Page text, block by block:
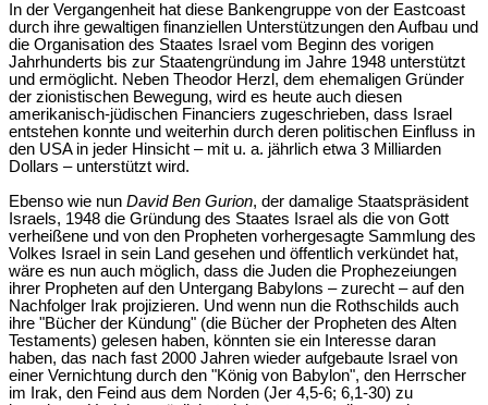
In der Vergangenheit hat diese Bankengruppe von der Eastcoast
durch ihre gewaltigen finanziellen Unterstützungen den Aufbau und
die Organisation des Staates Israel vom Beginn des vorigen
Jahrhunderts bis zur Staatengründung im Jahre 1948 unterstützt
und ermöglicht. Neben Theodor Herzl, dem ehemaligen Gründer
der zionistischen Bewegung, wird es heute auch diesen
amerikanisch-jüdischen Financiers zugeschrieben, dass Israel
entstehen konnte und weiterhin durch deren politischen Einfluss in
den USA in jeder Hinsicht – mit u. a. jährlich etwa 3 Milliarden
Dollars – unterstützt wird.
Ebenso wie nun David Ben Gurion, der damalige Staatspräsident
Israels, 1948 die Gründung des Staates Israel als die von Gott
verheißene und von den Propheten vorhergesagte Sammlung des
Volkes Israel in sein Land gesehen und öffentlich verkündet hat,
wäre es nun auch möglich, dass die Juden die Prophezeiungen
ihrer Propheten auf den Untergang Babylons – zurecht – auf den
Nachfolger Irak projizieren. Und wenn nun die Rothschilds auch
ihre "Bücher der Kündung" (die Bücher der Propheten des Alten
Testaments) gelesen haben, könnten sie ein Interesse daran
haben, das nach fast 2000 Jahren wieder aufgebaute Israel von
einer Vernichtung durch den "König von Babylon", den Herrscher
im Irak, den Feind aus dem Norden (Jer 4,5-6; 6,1-30) zu